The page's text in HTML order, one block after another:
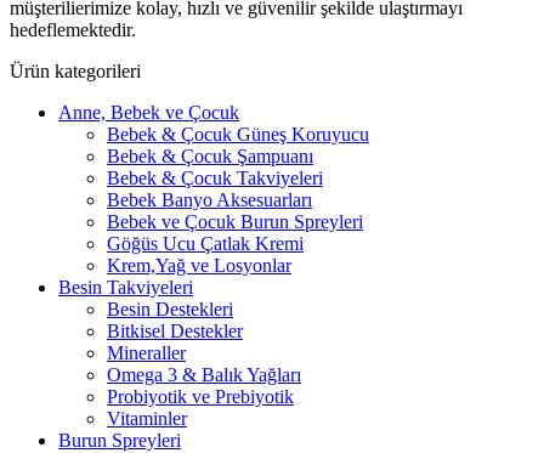
müşterilierimize kolay, hızlı ve güvenilir şekilde ulaştırmayı
hedeflemektedir.
Ürün kategorileri
Anne, Bebek ve Çocuk
Bebek & Çocuk Güneş Koruyucu
Bebek & Çocuk Şampuanı
Bebek & Çocuk Takviyeleri
Bebek Banyo Aksesuarları
Bebek ve Çocuk Burun Spreyleri
Göğüs Ucu Çatlak Kremi
Krem,Yağ ve Losyonlar
Besin Takviyeleri
Besin Destekleri
Bitkisel Destekler
Mineraller
Omega 3 & Balık Yağları
Probiyotik ve Prebiyotik
Vitaminler
Burun Spreyleri